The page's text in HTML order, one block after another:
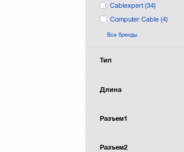
Cablexpert(34)
Computer Cable(4)
DIGITUS
Drobak
EDNET
EasyLink
Все бренды
Тип
Длина
Разъем1
Разъем2